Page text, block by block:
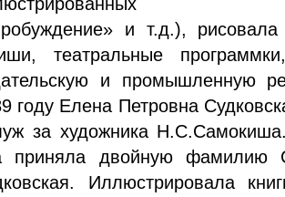
и т.д.), рисовала
театральные
и промышленную
году Елена Петровна
за художника
приняла двойную фамилию
Иллюстрировала